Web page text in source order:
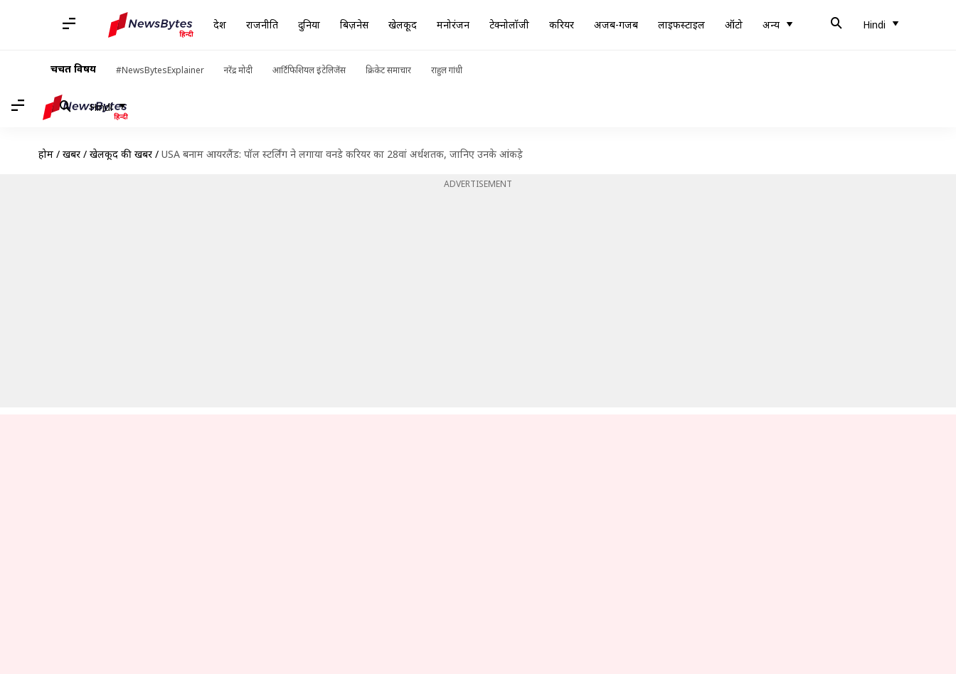
देश राजनीति दुनिया बिज़नेस खेलकूद मनोरंजन टेक्नोलॉजी करियर अजब-गजब लाइफस्टाइल ऑटो अन्य Hindi
चर्चित विषय #NewsBytesExplainer नरेंद्र मोदी आर्टिफिशियल इंटेलिजेंस क्रिकेट समाचार राहुल गांधी
Hindi
होम / खबरें / खेलकूद की खबरें / USA बनाम आयरलैंड: पॉल स्टर्लिंग ने लगाया वनडे करियर का 28वां अर्धशतक, जानिए उनके आंकड़े
ADVERTISEMENT